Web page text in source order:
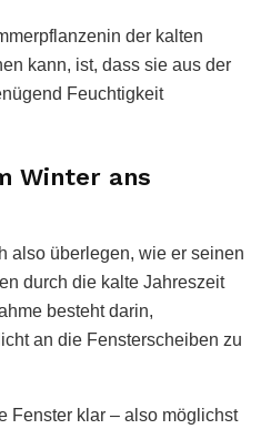
der kalten
kann, ist, dass sie aus der
Feuchtigkeit
Winter ans
also überlegen, wie er seinen
durch die kalte Jahreszeit
besteht darin,
an die Fensterscheiben zu
Fenster klar – also möglichst